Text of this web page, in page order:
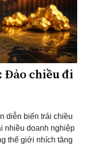
Đảo chiều đi
diễn biến trái chiều
nhiều doanh nghiệp
thế giới nhích tăng